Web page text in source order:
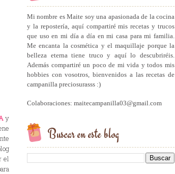
y
el
Mi nombre es Maite soy una apasionada de la cocina
y la repostería, aquí compartiré mis recetas y trucos
que uso en mi día a día en mi casa para mi familia.
Me encanta la cosmética y el maquillaje porque la
belleza eterna tiene truco y aquí lo descubriréis.
Además compartiré un poco de mi vida y todos mis
hobbies con vosotros, bienvenidos a las recetas de
campanilla preciosurasss :)
Colaboraciones: maitecampanilla03@gmail.com
Buscar en este blog